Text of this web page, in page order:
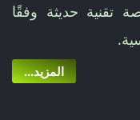
تقنية حديثة وفقًا
...المزيد